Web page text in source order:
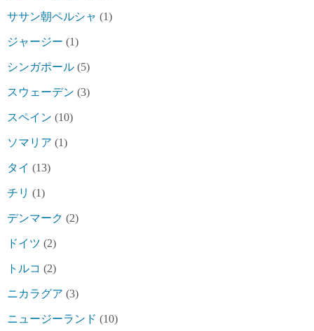
ササン朝ペルシャ (1)
ジャージー (1)
シンガポール (5)
スウェーデン (3)
スペイン (10)
ソマリア (1)
タイ (13)
チリ (1)
デンマーク (2)
ドイツ (2)
トルコ (2)
ニカラグア (3)
ニュージーランド (10)